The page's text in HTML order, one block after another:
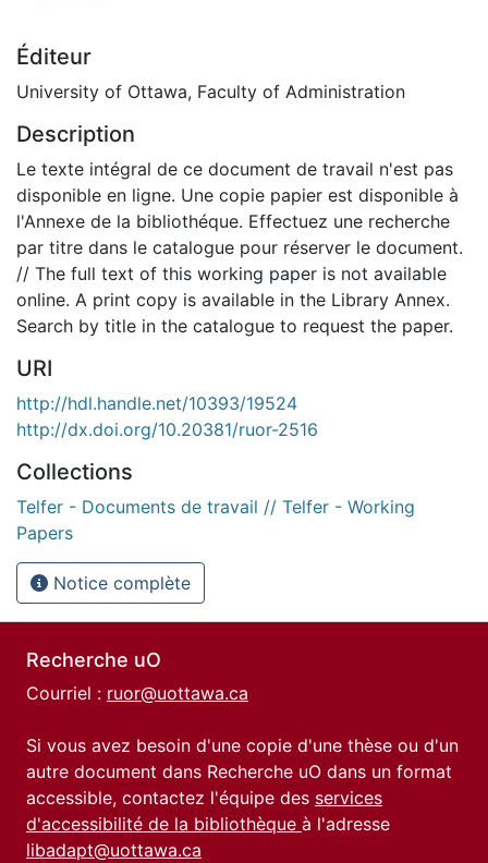
Éditeur
University of Ottawa, Faculty of Administration
Description
Le texte intégral de ce document de travail n'est pas
disponible en ligne. Une copie papier est disponible à
l'Annexe de la bibliothéque. Effectuez une recherche
par titre dans le catalogue pour réserver le document.
// The full text of this working paper is not available
online. A print copy is available in the Library Annex.
Search by title in the catalogue to request the paper.
URI
http://hdl.handle.net/10393/19524
http://dx.doi.org/10.20381/ruor-2516
Collections
Telfer - Documents de travail // Telfer - Working
Papers
Notice complète
Recherche uO
Courriel : ruor@uottawa.ca
Si vous avez besoin d'une copie d'une thèse ou d'un
autre document dans Recherche uO dans un format
accessible, contactez l'équipe des services
d'accessibilité de la bibliothèque à l'adresse
libadapt@uottawa.ca